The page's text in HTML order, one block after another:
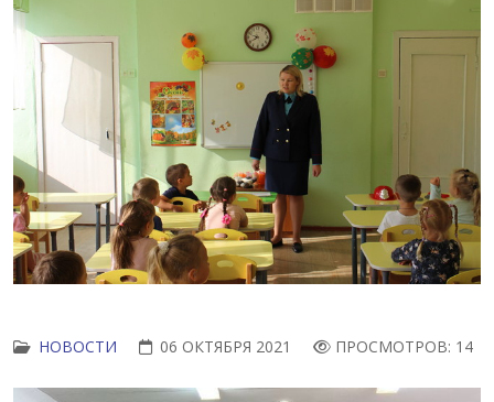
НОВОСТИ 06 ОКТЯБРЯ 2021 ПРОСМОТРОВ: 14